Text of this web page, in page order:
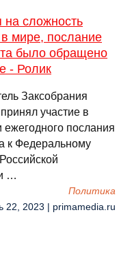
на сложность
в мире, послание
было обращено
- Ролик
Заксобрания
участие в
послания
к Федеральному
…
Политика
22, 2023 | primamedia.ru